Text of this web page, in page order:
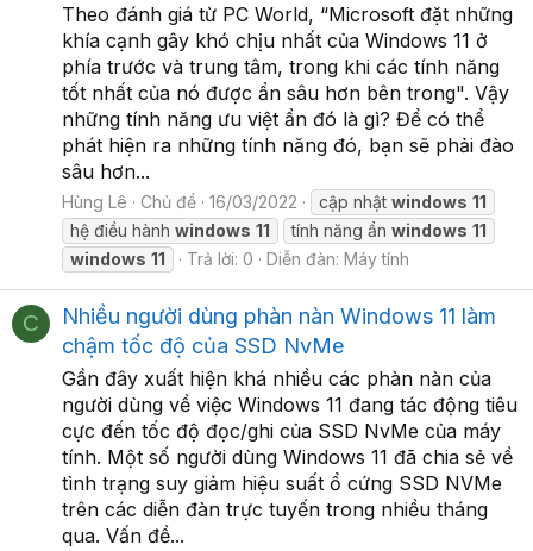
Theo đánh giá từ PC World, “Microsoft đặt những
khía cạnh gây khó chịu nhất của Windows 11 ở
phía trước và trung tâm, trong khi các tính năng
tốt nhất của nó được ẩn sâu hơn bên trong". Vậy
những tính năng ưu việt ẩn đó là gì? Để có thể
phát hiện ra những tính năng đó, bạn sẽ phải đào
sâu hơn...
Hùng Lê Chủ đề 16/03/2022 cập nhật windows 11
hệ điều hành windows 11 tính năng ẩn windows 11
windows 11 Trả lời: 0 Diễn đàn: Máy tính
C
Nhiều người dùng phàn nàn Windows 11 làm
chậm tốc độ của SSD NvMe
Gần đây xuất hiện khá nhiều các phàn nàn của
người dùng về việc Windows 11 đang tác động tiêu
cực đến tốc độ đọc/ghi của SSD NvMe của máy
tính. Một số người dùng Windows 11 đã chia sẻ về
tình trạng suy giảm hiệu suất ổ cứng SSD NVMe
trên các diễn đàn trực tuyến trong nhiều tháng
qua. Vấn đề...